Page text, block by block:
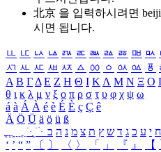
北京 을 입력하시려면
시면 됩니다.
ㅥ ㅦ ㅧ ㅨ ㅩ ㅪ ㅫ ㅬ ㅭ ㅮ ㅯ
ㅺ ㅻ ㅼ ㅽ ㅾ ㅿ ㆀ ㆁ ㆂ ㆃ ㆄ
Α Β ΓΔ Ε Ζ Η Θ Ι ΚΛ Μ Ν Ξ Ο
θ ι κ λ μ ν ξ ο π ρ σ τ υ φ χ ψ ω
á à Á À é è É È ç Ç ê
Ä Ö Ü ä ö ü ß
ִֶֹ ֻּ ׁׂ ח י ע כ ג ד ש ץ ת צ מ נ ה ב
‘ ’ “ ” 〔 〕 〈 〉 「 」 『 』 【